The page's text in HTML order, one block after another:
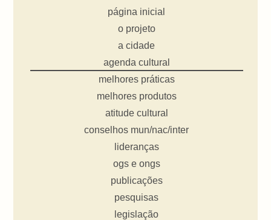
página inicial
o projeto
a cidade
agenda cultural
melhores práticas
melhores produtos
atitude cultural
conselhos mun/nac/inter
lideranças
ogs e ongs
publicações
pesquisas
legislação